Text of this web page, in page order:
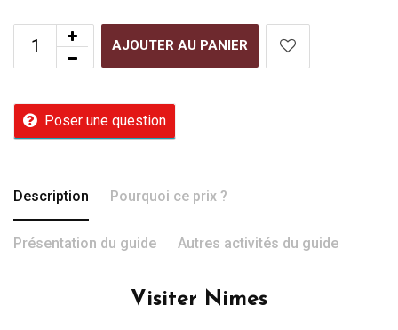
AJOUTER AU PANIER
Poser une question
Description Pourquoi ce prix ?
Présentation du guide Autres activités du guide
Visiter Nimes